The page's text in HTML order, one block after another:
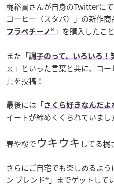
梶裕貴さんが自身のTwitterに
コーヒー（スタバ）」の新作商
フラペチーノ® 」を購入したこ
また「調子のって、いろいろ！
☺ 」といった言葉と共に、コ
真を投稿！
最後には「さくら好きなんだよ
イートが締めくくられていまし
春や桜でウキウキ してる
さらにご自宅でも楽しめるよ
ン ブレンド®」までゲットして